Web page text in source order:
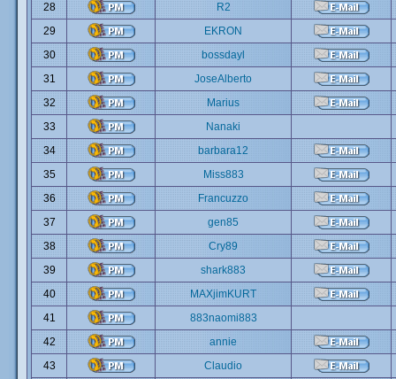
28
R2
29
EKRON
30
bossdayl
31
JoseAlberto
32
Marius
33
Nanaki
34
barbara12
35
Miss883
36
Francuzzo
37
gen85
38
Cry89
39
shark883
40
MAXjimKURT
41
883naomi883
42
annie
43
Claudio